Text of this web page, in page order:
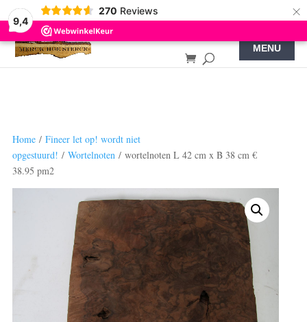
9,4
270 Reviews ×
Home/ Fineer let op! wordt niet
opgestuurd! / Wortelnoten/ wortelnoten L 42 cm x B 38 cm €
38.95 pm2